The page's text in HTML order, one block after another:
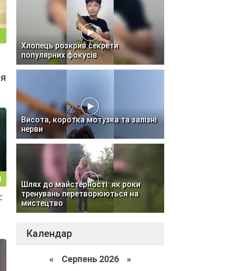
Хлопець розкрив секрети
популярних фокусів
Висота, коротка мотузка та залізні
нерви
Шлях до майстерності: як роки
тренувань перетворюються на
мистецтво
Календар
« Серпень 2026 »